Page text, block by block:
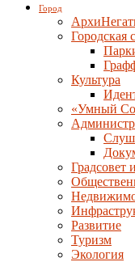
Город
Городская
Культура
«Умный
Градсовет
Развитие
Туризм
Экология